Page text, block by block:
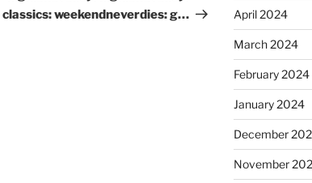
classics: weekendneverdies: g…
April 2024
March 2024
February 2024
January 2024
December
November